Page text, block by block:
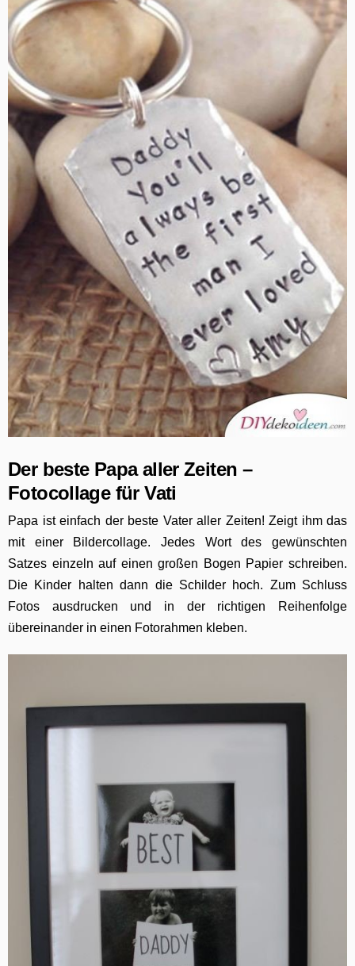
Der beste Papa aller Zeiten –
Fotocollage für Vati
Papa ist einfach der beste Vater aller Zeiten! Zeigt ihm das
mit einer Bildercollage. Jedes Wort des gewünschten
Satzes einzeln auf einen großen Bogen Papier schreiben.
Die Kinder halten dann die Schilder hoch. Zum Schluss
Fotos ausdrucken und in der richtigen Reihenfolge
übereinander in einen Fotorahmen kleben.